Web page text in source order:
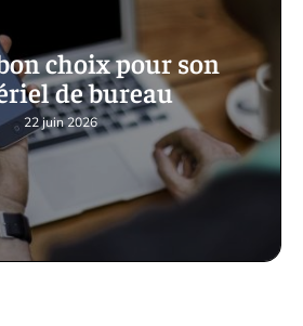
choix pour son
de bureau
22 juin 2026